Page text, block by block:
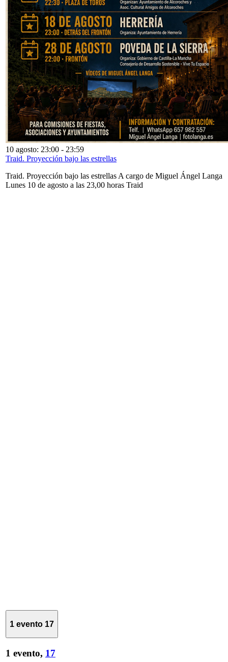
10 agosto: 23:00 - 23:59
Traid. Proyección bajo las estrellas
Traid. Proyección bajo las estrellas A cargo de Miguel Ángel Langa
Lunes 10 de agosto a las 23,00 horas Traid
1 evento 17
1 evento, 17